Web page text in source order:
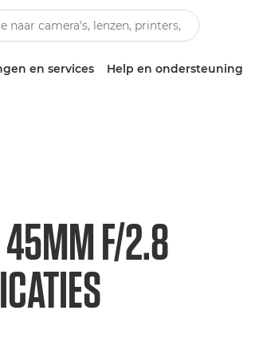
en services Help en ondersteuning
45MM F/2.8